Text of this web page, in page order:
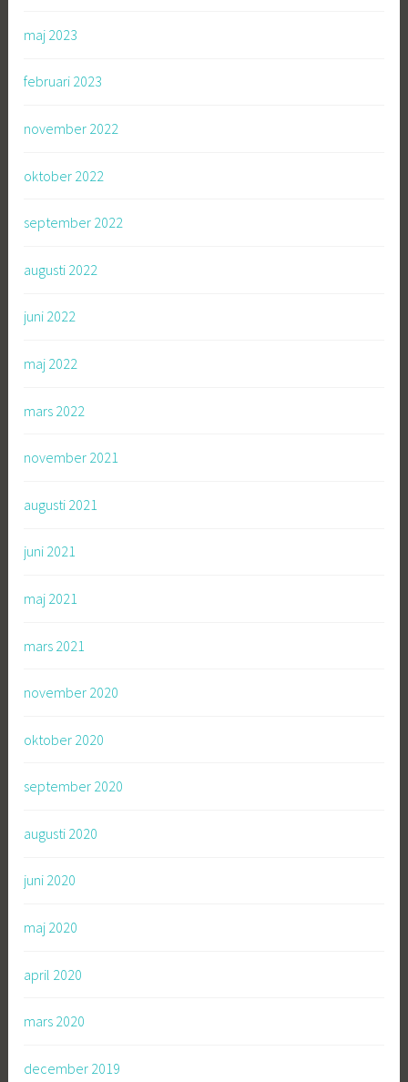
maj 2023
februari 2023
november 2022
oktober 2022
september 2022
augusti 2022
juni 2022
maj 2022
mars 2022
november 2021
augusti 2021
juni 2021
maj 2021
mars 2021
november 2020
oktober 2020
september 2020
augusti 2020
juni 2020
maj 2020
april 2020
mars 2020
december 2019